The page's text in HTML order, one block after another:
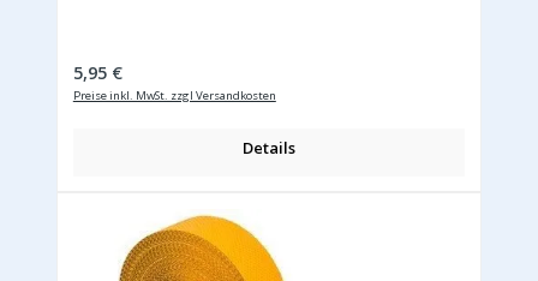
Regulärer Preis:
5,95 €
Preise inkl. MwSt. zzgl Versandkosten
Details